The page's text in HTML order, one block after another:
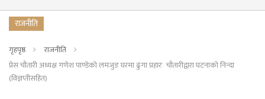
राजनीति
गृहपृष्ठ
राजनीति
प्रेस चौतारी अध्यक्ष गणेश पाण्डेको लमजुङ घरमा ढुंगा प्रहारः चौतारीद्वारा घटनाको निन्दा
(विज्ञप्तीसहित)